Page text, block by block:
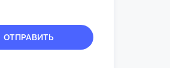
ОТПРАВИТЬ